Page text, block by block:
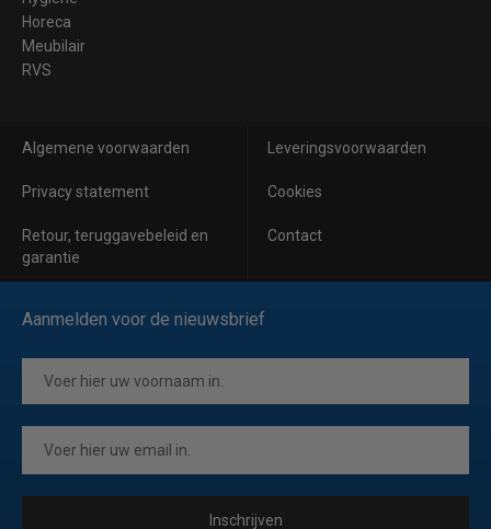
Horeca
Meubilair
RVS
Algemene voorwaarden Leveringsvoorwaarden
Privacy statement Cookies
Retour, teruggavebeleid en
garantie
Contact
Aanmelden voor de nieuwsbrief
Inschrijven